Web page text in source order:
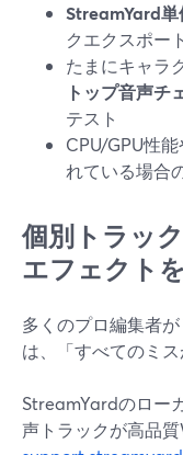
StreamYard単
クエクスポー
たまにキャラ
トップ音声チ
テスト
CPU/GPU性
れている場合
個別トラッ
エフェクト
多くのプロ編集者
は、「すべてのミス
StreamYardのロー
声トラックが高品質